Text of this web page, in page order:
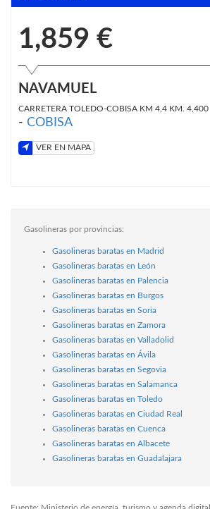
1,859 €
NAVAMUEL
CARRETERA TOLEDO-COBISA KM 4,4 KM. 4,400
- COBISA
VER EN MAPA
Gasolineras por provincias:
Gasolineras baratas en Madrid
Gasolineras baratas en León
Gasolineras baratas en Palencia
Gasolineras baratas en Burgos
Gasolineras baratas en Soria
Gasolineras baratas en Zamora
Gasolineras baratas en Valladolid
Gasolineras baratas en Ávila
Gasolineras baratas en Segovia
Gasolineras baratas en Salamanca
Gasolineras baratas en Toledo
Gasolineras baratas en Ciudad Real
Gasolineras baratas en Cuenca
Gasolineras baratas en Albacete
Gasolineras baratas en Guadalajara